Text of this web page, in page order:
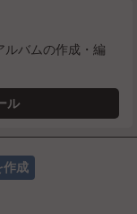
バムの作成・編
ル
作成